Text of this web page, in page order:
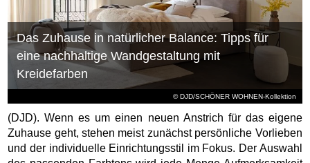
© DJD/SCHÖNER WOHNEN-Kollektion
Das Zuhause in natürlicher Balance: Tipps für
eine nachhaltige Wandgestaltung mit
Kreidefarben
(DJD). Wenn es um einen neuen Anstrich für das eigene
Zuhause geht, stehen meist zunächst persönliche Vorlieben
und der individuelle Einrichtungsstil im Fokus. Der Auswahl